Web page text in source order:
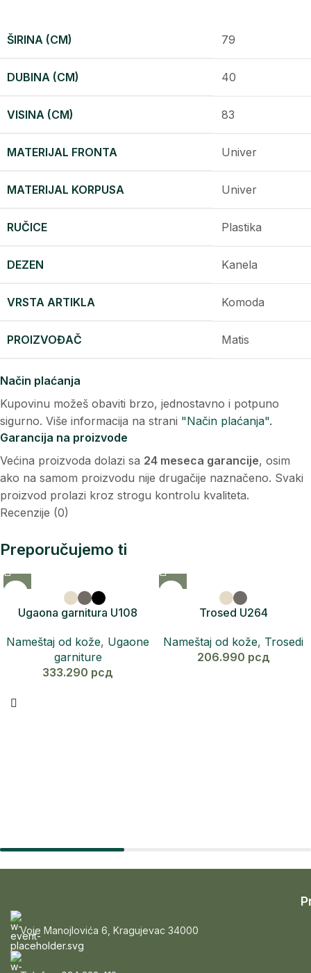
ŠIRINA (CM) 79
DUBINA (CM) 40
VISINA (CM) 83
MATERIJAL FRONTA Univer
MATERIJAL KORPUSA Univer
RUČICE Plastika
DEZEN Kanela
VRSTA ARTIKLA Komoda
PROIZVOĐAČ Matis
Način plaćanja
Kupovinu možeš obaviti brzo, jednostavno i potpuno
sigurno. Više informacija na strani "Način plaćanja".
Garancija na proizvode
Većina proizvoda dolazi sa 24 meseca garancije, osim
ako na samom proizvodu nije drugačije naznačeno. Svaki
proizvod prolazi kroz strogu kontrolu kvaliteta.
Recenzije (0)
Preporučujemo ti
Ugaona garnitura U108
Nameštaj od kože, Ugaone
garniture
333.290 рсд
Trosed U264
Nameštaj od kože, Trosedi
206.990 рсд
Voje Manojlovića 6, Kragujevac 34000